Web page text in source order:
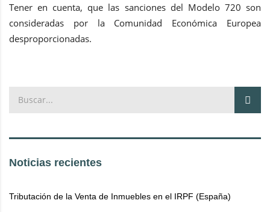
Tener en cuenta, que las sanciones del Modelo 720 son
consideradas por la Comunidad Económica Europea
desproporcionadas.
Noticias recientes
Tributación de la Venta de Inmuebles en el IRPF (España)